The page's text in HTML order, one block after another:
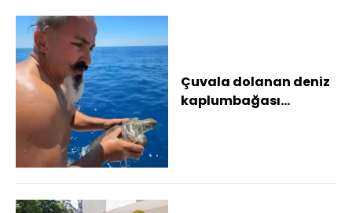
Çuvala dolanan deniz
kaplumbağası